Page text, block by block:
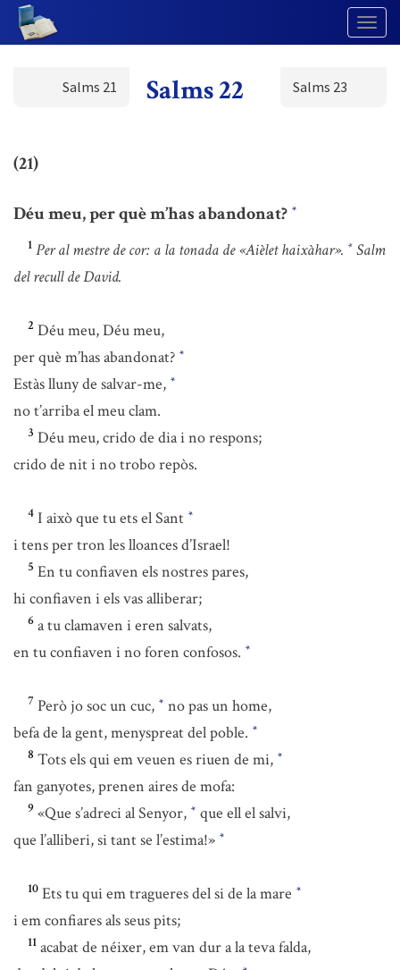
Salms 21 Salms 22 Salms 23
(21)
Déu meu, per què m’has abandonat? *
1 Per al mestre de cor: a la tonada de «Aièlet haixàhar». * Salm
del recull de David.
2 Déu meu, Déu meu,
per què m’has abandonat? *
Estàs lluny de salvar-me, *
no t’arriba el meu clam.
3 Déu meu, crido de dia i no respons;
crido de nit i no trobo repòs.
4 I això que tu ets el Sant *
i tens per tron les lloances d’Israel!
5 En tu confiaven els nostres pares,
hi confiaven i els vas alliberar;
6 a tu clamaven i eren salvats,
en tu confiaven i no foren confosos. *
7 Però jo soc un cuc, * no pas un home,
befa de la gent, menyspreat del poble. *
8 Tots els qui em veuen es riuen de mi, *
fan ganyotes, prenen aires de mofa:
9 «Que s’adreci al Senyor, * que ell el salvi,
que l’alliberi, si tant se l’estima!» *
10 Ets tu qui em tragueres del si de la mare *
i em confiares als seus pits;
11 acabat de néixer, em van dur a la teva falda,